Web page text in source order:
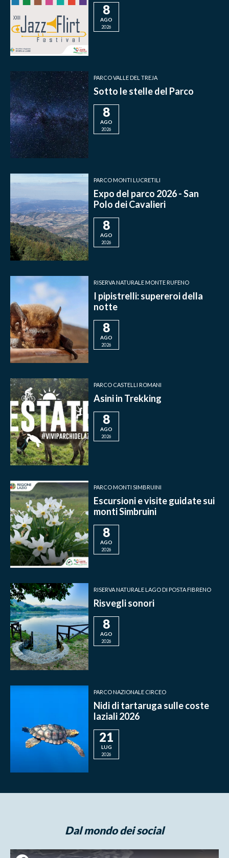
8
AGO
2026
PARCO VALLE DEL TREJA
Sotto le stelle del Parco
8
AGO
2026
PARCO MONTI LUCRETILI
Expo del parco 2026 - San
Polo dei Cavalieri
8
AGO
2026
RISERVA NATURALE MONTE RUFENO
I pipistrelli: supereroi della
notte
8
AGO
2026
PARCO CASTELLI ROMANI
Asini in Trekking
8
AGO
2026
PARCO MONTI SIMBRUINI
Escursioni e visite guidate sui
monti Simbruini
8
AGO
2026
RISERVA NATURALE LAGO DI POSTA FIBRENO
Risvegli sonori
8
AGO
2026
PARCO NAZIONALE CIRCEO
Nidi di tartaruga sulle coste
laziali 2026
21
LUG
2026
Dal mondo dei social